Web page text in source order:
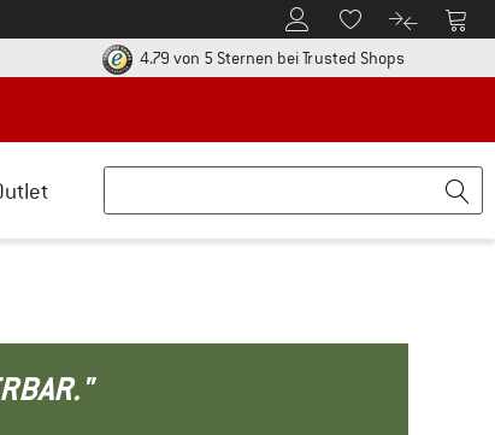
Zum KundenkontoZum Merkzettel.
Zum Zum
den Rückgabe-Richtlinien Öffnet sich in einer Infobox
4.79 von 5 Sternen bei Trusted ShopsFinde alle